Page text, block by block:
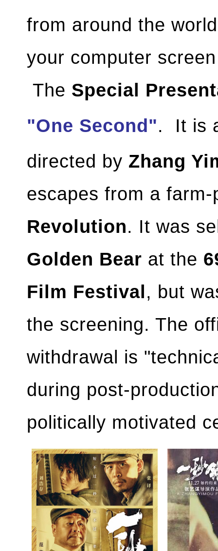
from around the
your computer
The Special
"One Second". It is
directed by Zhang
escapes from a
Revolution. It was
Golden Bear at the
Film Festival , but
the screening. The
withdrawal is
during post-
politically motivated